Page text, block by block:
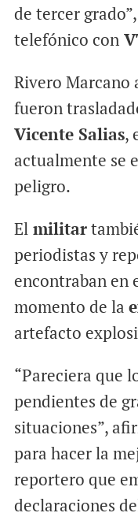
de tercer
telefónico con
Rivero Marcano
fueron
Vicente Salias,
actualmente se
peligro.
Elmilitar
periodistas y
encontraban en
momento de la
artefacto
“Pareciera que
pendientes de
situaciones”,
para hacer la
reportero que
declaraciones